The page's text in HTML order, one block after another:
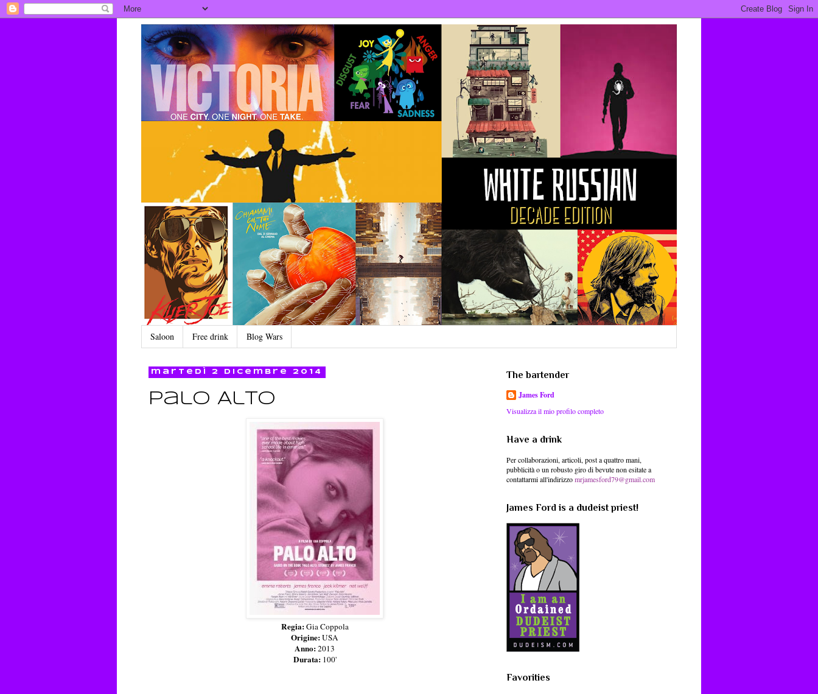
Saloon Free drink Blog Wars
martedì 2 dicembre 2014
Palo Alto
Regia:Gia Coppola
Origine:USA
Anno:2013
Durata: 100'
The bartender
James Ford
Visualizza il mio profilo completo
Have a drink
Per collaborazioni, articoli, post a quattro mani,
pubblicità o un robusto giro di bevute non esitate a
contattarmi all'indirizzomrjamesford79@gmail.com
James Ford is a dudeist priest!
Favorities